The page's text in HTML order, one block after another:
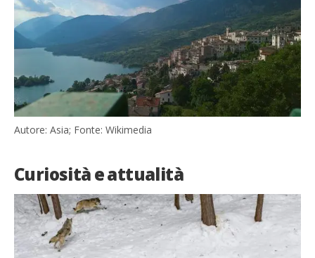
Autore: Asia; Fonte: Wikimedia
Curiosità e attualità